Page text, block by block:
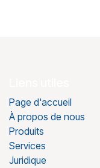
Page d'accueil
À propos de nous
Produits
Services
Juridique